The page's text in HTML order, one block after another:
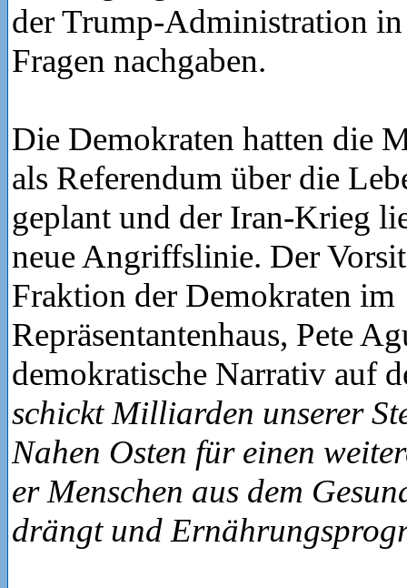
der Trump-Administration
Fragen nachgaben.
Die Demokraten hatten die
als Referendum über die
geplant und der Iran-Krieg
neue Angriffslinie. Der
Fraktion der Demokraten im
Repräsentantenhaus, Pete
demokratische Narrativ auf
schickt Milliarden unserer
Nahen Osten für einen
er Menschen aus dem
drängt und